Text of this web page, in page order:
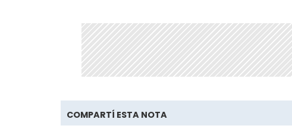
COMPARTÍ ESTA NOTA